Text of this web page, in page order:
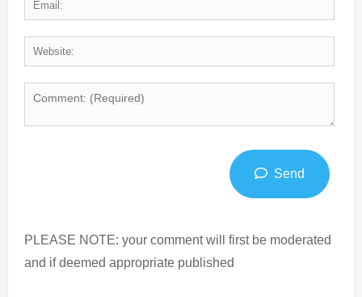
Send
PLEASE NOTE: your comment will first be moderated
and if deemed appropriate published